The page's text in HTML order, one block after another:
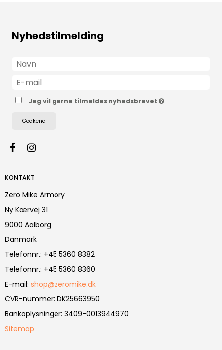
Nyhedstilmelding
Jeg vil gerne tilmeldes nyhedsbrevet
Godkend
KONTAKT
Zero Mike Armory
Ny Kærvej 31
9000 Aalborg
Danmark
Telefonnr.: +45 5360 8382
Telefonnr.: +45 5360 8360
E-mail: shop@zeromike.dk
CVR-nummer: DK25663950
Bankoplysninger: 3409-0013944970
Sitemap